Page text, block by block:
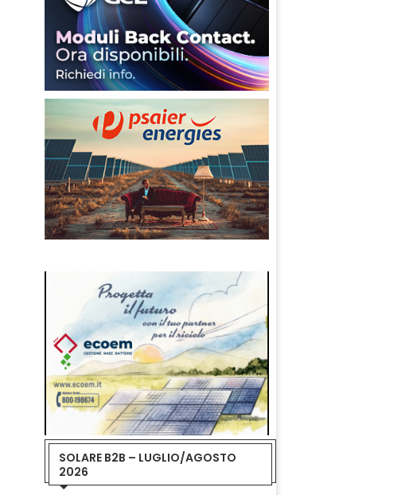
SOLARE B2B – LUGLIO/AGOSTO
2026